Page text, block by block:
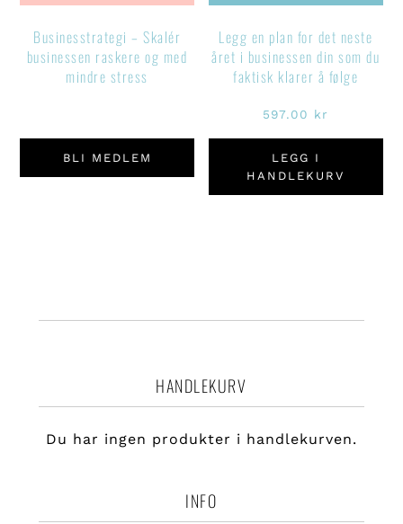
Businesstrategi – Skalér
businessen raskere og med
mindre stress
BLI MEDLEM
Legg en plan for det neste
året i businessen din som du
faktisk klarer å følge
597.00 kr
LEGG I
HANDLEKURV
HANDLEKURV
Du har ingen produkter i handlekurven.
INFO